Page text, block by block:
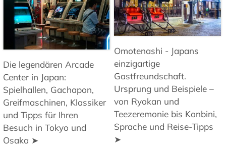
Omotenashi - Japans
einzigartige
Gastfreundschaft.
Ursprung und Beispiele –
von Ryokan und
Teezeremonie bis Konbini,
Sprache und Reise-Tipps
➤
Die legendären Arcade
Center in Japan:
Spielhallen, Gachapon,
Greifmaschinen, Klassiker
und Tipps für Ihren
Besuch in Tokyo und
Osaka ➤